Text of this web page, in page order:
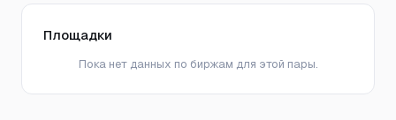
Площадки
Пока нет данных по биржам для этой пары.